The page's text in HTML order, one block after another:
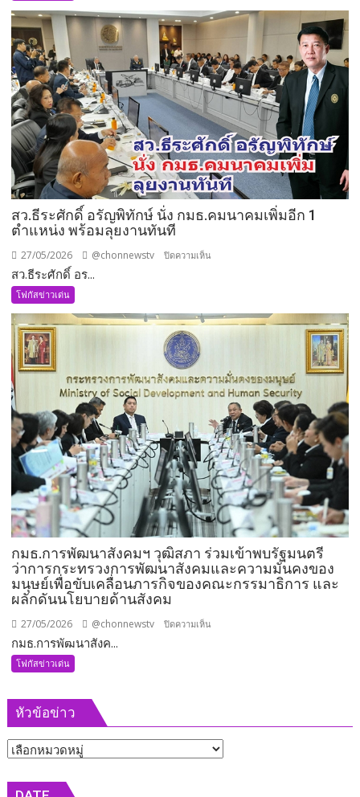
กรรมาธิการ
กิจการ
ทหาร
ด้าน
ความ
มั่นคง
แบบ
องค์
รวม
สว.ธีระศักดิ์ อรัญพิทักษ์ นั่ง กมธ.คมนาคมเพิ่มอีก 1
ตำแหน่ง พร้อมลุยงานทันที
27/05/2026 @chonnewstv ปิดความเห็น
อรัญ
กมธ.คมนาคม
เพิ่ม
1
ตำแหน่ง
พร้อม
ลุย
งาน
ทันที
สว.ธีระศักดิ์ อร...
โฟกัสข่าวเด่น
กมธ.การพัฒนาสังคมฯ วุฒิสภา ร่วมเข้าพบรัฐมนตรี
ว่าการกระทรวงการพัฒนาสังคมและความมั่นคงของ
มนุษย์เพื่อขับเคลื่อนภารกิจของคณะกรรมาธิการ และ
ผลักดันนโยบายด้านสังคม
27/05/2026 @chonnewstv ปิดความเห็น
เข้า
พบ
กมธ.การพัฒนาสังค...
โฟกัสข่าวเด่น
หัวข้อข่าว
หัวข้อ